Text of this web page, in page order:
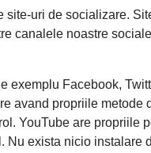
site-uri de socializare.
canalele noastre
exemplu Facebook,
avand propriile metode
YouTube are propriile
Nu exista nicio instalare